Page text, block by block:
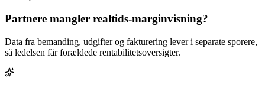
Partnere mangler realtids-marginvisning?
Data fra bemanding, udgifter og fakturering lever i separate sporere,
så ledelsen får forældede rentabilitetsoversigter.